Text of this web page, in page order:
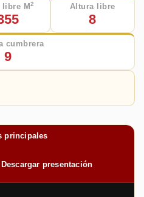
libre M2 Altura libre
8
cumbrera
9
principales
Descargar presentación